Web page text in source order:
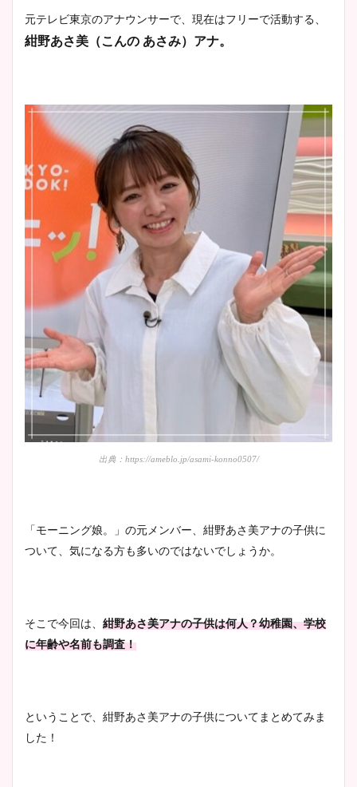
元テレビ東京のアナウンサーで、現在はフリーで活動する、
紺野あさ美（こんの あさみ）アナ。
出典：https://ameblo.jp/asami-konno0507/
「モーニング娘。」の元メンバー、紺野あさ美アナの子供に
ついて、気になる方も多いのではないでしょうか。
そこで今回は、 紺野あさ美アナの子供は何人？幼稚園、学校
に年齢や名前も調査！
ということで、紺野あさ美アナの子供についてまとめてみま
した！